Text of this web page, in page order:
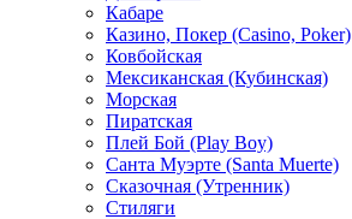
Кабаре
Казино, Покер (Casino, Poker)
Ковбойская
Мексиканская (Кубинская)
Морская
Пиратская
Плей Бой (Play Boy)
Санта Муэрте (Santa Muerte)
Сказочная (Утренник)
Стиляги